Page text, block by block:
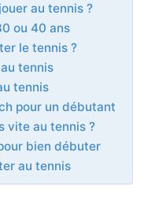
au tennis ?
ou 40 ans
le tennis ?
tennis
tennis
pour un débutant
vite au tennis ?
bien débuter
au tennis